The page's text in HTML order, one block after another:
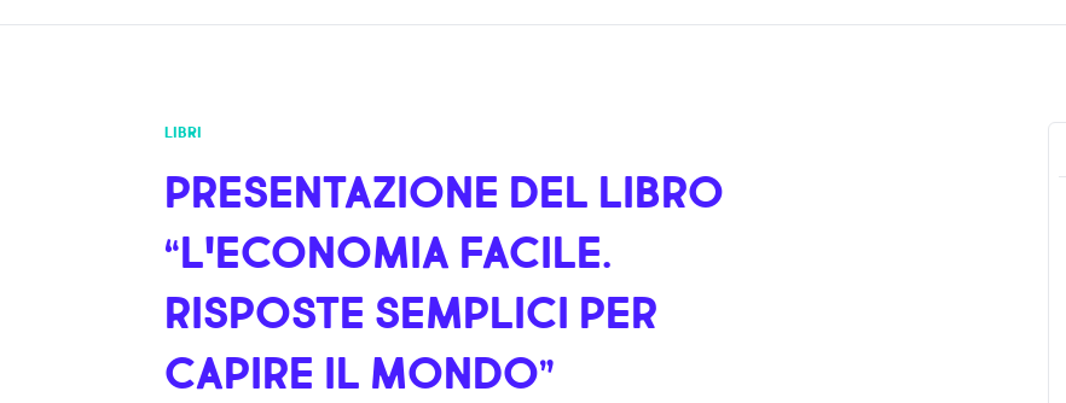
LIBRI
PRESENTAZIONE DEL LIBRO
“L'ECONOMIA FACILE.
RISPOSTE SEMPLICI PER
CAPIRE IL MONDO”